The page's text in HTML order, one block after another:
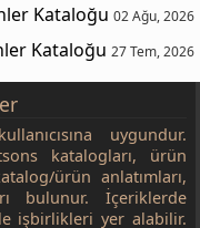
Kataloğu 02 Ağu, 2026
Kataloğu 27 Tem, 2026
uygundur.
katalogları, ürün
ürün anlatımları,
bulunur. İçeriklerde
işbirlikleri yer alabilir.